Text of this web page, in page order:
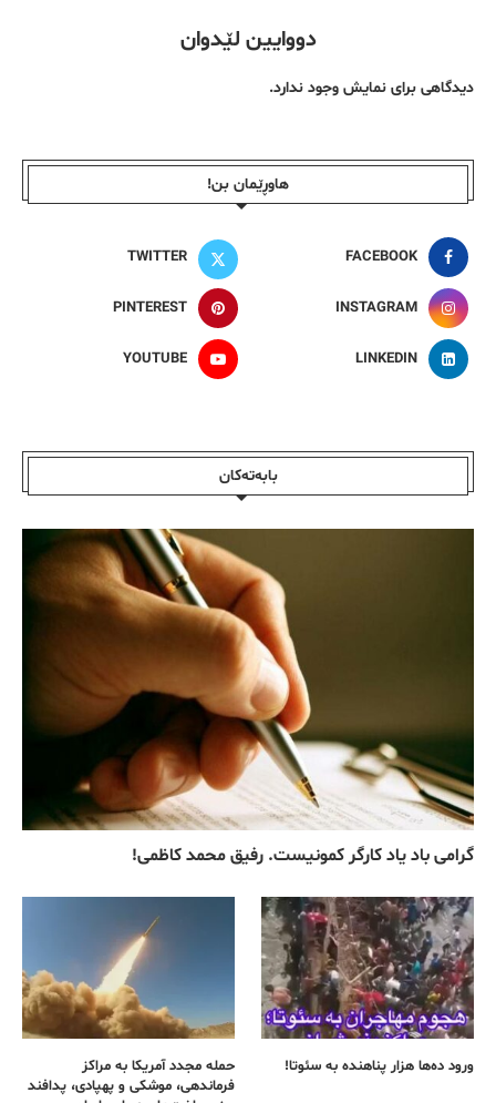
دووایین لێدوان
دیدگاهی برای نمایش وجود ندارد.
هاوڕێمان بن!
FACEBOOK
TWITTER
INSTAGRAM
PINTEREST
LINKEDIN
YOUTUBE
بابەتەکان
گرامی باد یاد کارگر کمونیست. رفیق محمد کاظمی!
ورود ده‌ها هزار پناهنده به سئوتا!
حمله مجدد آمریکا به مراکز
فرماندهی، موشکی و پهپادی، پدافند